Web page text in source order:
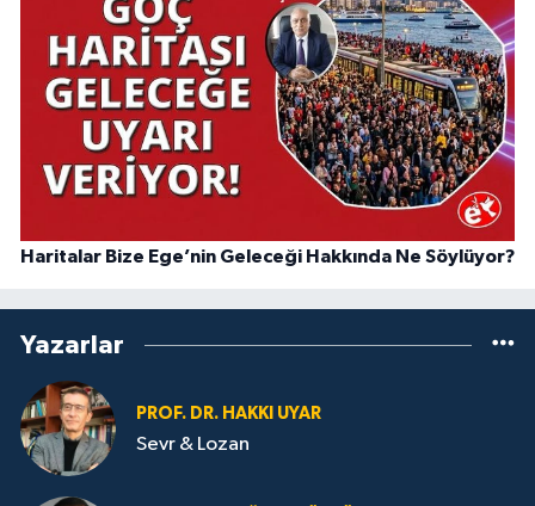
Haritalar Bize Ege’nin Geleceği Hakkında Ne Söylüyor?
Yazarlar
PROF. DR. HAKKI UYAR
Sevr & Lozan